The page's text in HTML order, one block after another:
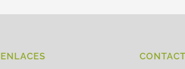
ENLACES